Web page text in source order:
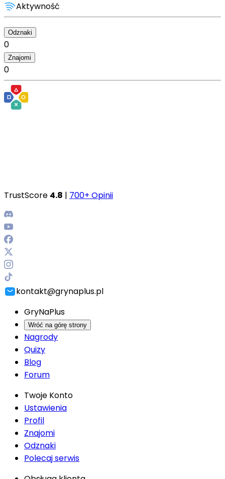
Aktywność
Odznaki
0
Znajomi
0
TrustScore 4.8 | 700+ Opinii
kontakt@grynaplus.pl
GryNaPlus
Wróć na górę strony
Nagrody
Quizy
Blog
Forum
Twoje Konto
Ustawienia
Profil
Znajomi
Odznaki
Polecaj serwis